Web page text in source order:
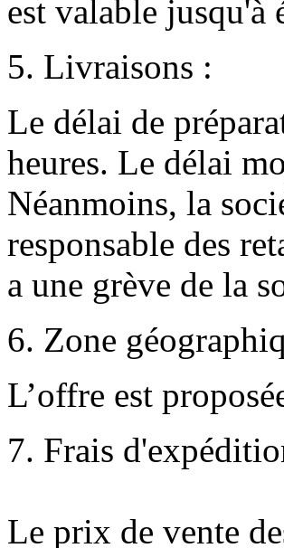
est valable jusqu'à
5. Livraisons :
Le délai de
heures. Le délai
Néanmoins, la
responsable des
a une grève de la
6. Zone
L’offre est
7. Frais
Le prix de vente